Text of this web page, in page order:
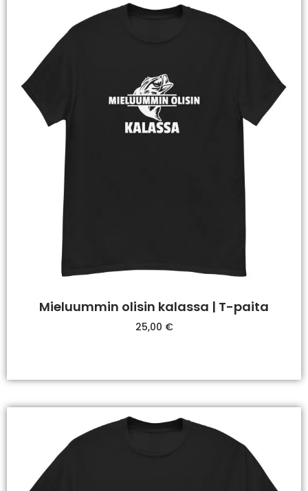
Mieluummin olisin kalassa | T-paita
25,00 €